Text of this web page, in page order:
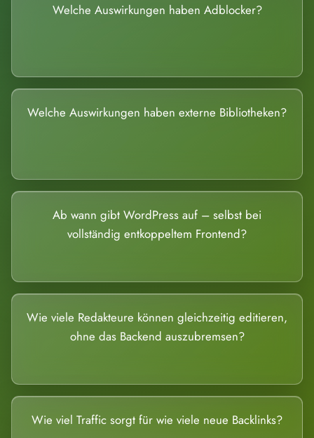
Welche Auswirkungen haben Adblocker?
Welche Auswirkungen haben externe Bibliotheken?
Ab wann gibt WordPress auf – selbst bei
vollständig entkoppeltem Frontend?
Wie viele Redakteure können gleichzeitig editieren,
ohne das Backend auszubremsen?
Wie viel Traffic sorgt für wie viele neue Backlinks?